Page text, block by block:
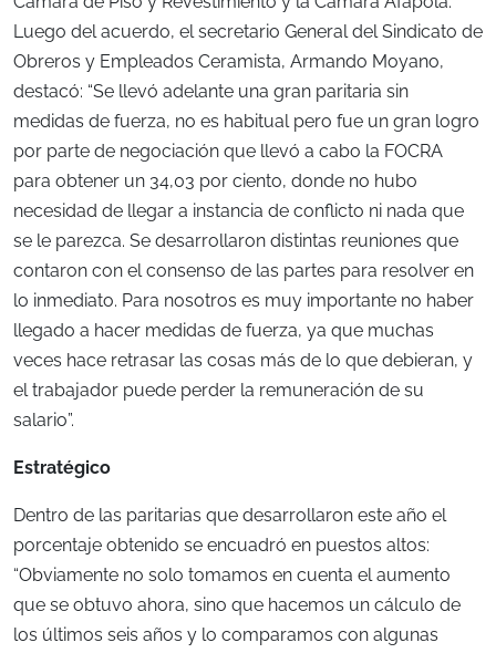
Luego del acuerdo, el secretario General del Sindicato de
Obreros y Empleados Ceramista, Armando Moyano,
destacó: “Se llevó adelante una gran paritaria sin
medidas de fuerza, no es habitual pero fue un gran logro
por parte de negociación que llevó a cabo la FOCRA
para obtener un 34,03 por ciento, donde no hubo
necesidad de llegar a instancia de conflicto ni nada que
se le parezca. Se desarrollaron distintas reuniones que
contaron con el consenso de las partes para resolver en
lo inmediato. Para nosotros es muy importante no haber
llegado a hacer medidas de fuerza, ya que muchas
veces hace retrasar las cosas más de lo que debieran, y
el trabajador puede perder la remuneración de su
salario”.
Estratégico
Dentro de las paritarias que desarrollaron este año el
porcentaje obtenido se encuadró en puestos altos:
“Obviamente no solo tomamos en cuenta el aumento
que se obtuvo ahora, sino que hacemos un cálculo de
los últimos seis años y lo comparamos con algunas